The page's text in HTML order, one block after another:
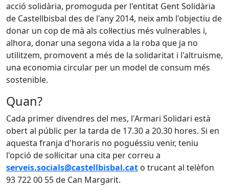
acció solidària, promoguda per l'entitat Gent Solidària
de Castellbisbal des de l'any 2014, neix amb l'objectiu de
donar un cop de mà als col·lectius més vulnerables i,
alhora, donar una segona vida a la roba que ja no
utilitzem, promovent a més de la solidaritat i l'altruisme,
una economia circular per un model de consum més
sostenible.
Quan?
Cada primer divendres del mes, l'Armari Solidari està
obert al públic per la tarda de 17.30 a 20.30 hores. Si en
aquesta franja d'horaris no poguéssiu venir, teniu
l'opció de sol·licitar una cita per correu a
serveis.socials@castellbisbal.cat o trucant al telèfon
93 722 00 55 de Can Margarit.